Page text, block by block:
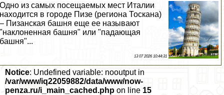
Одно из самых посещаемых мест Италии
находится в городе Пизе (региона Тоскана)
– Пизанская башня еще ее называют
"наклоненная башня" или "падающая
башня"...
13 07 2026 10:44:31
Notice: Undefined variable: nooutput in
/var/www/iq22059882/data/www/now-
penza.ru/i_main_cached.php on line 15